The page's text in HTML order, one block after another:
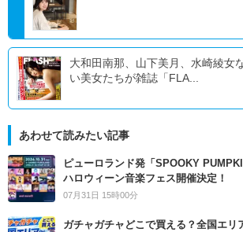
大和田南那、山下美月、水崎綾女
い美女たちが雑誌「FLA...
あわせて読みたい記事
ピューロランド発「SPOOKY
ハロウィーン音楽フェス開催決定！
07月31日 15時00分
ガチャガチャどこで買える？全国エリ